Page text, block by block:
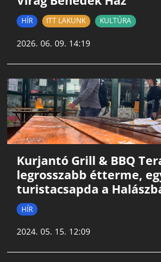
HÍR ITT LAKUNK KULTÚRA
2026. 06. 09. 14:19
Kurjantó Grill & BBQ
legrosszabb étterme,
turistacsapda a
HÍR
2024. 05. 15. 12:09